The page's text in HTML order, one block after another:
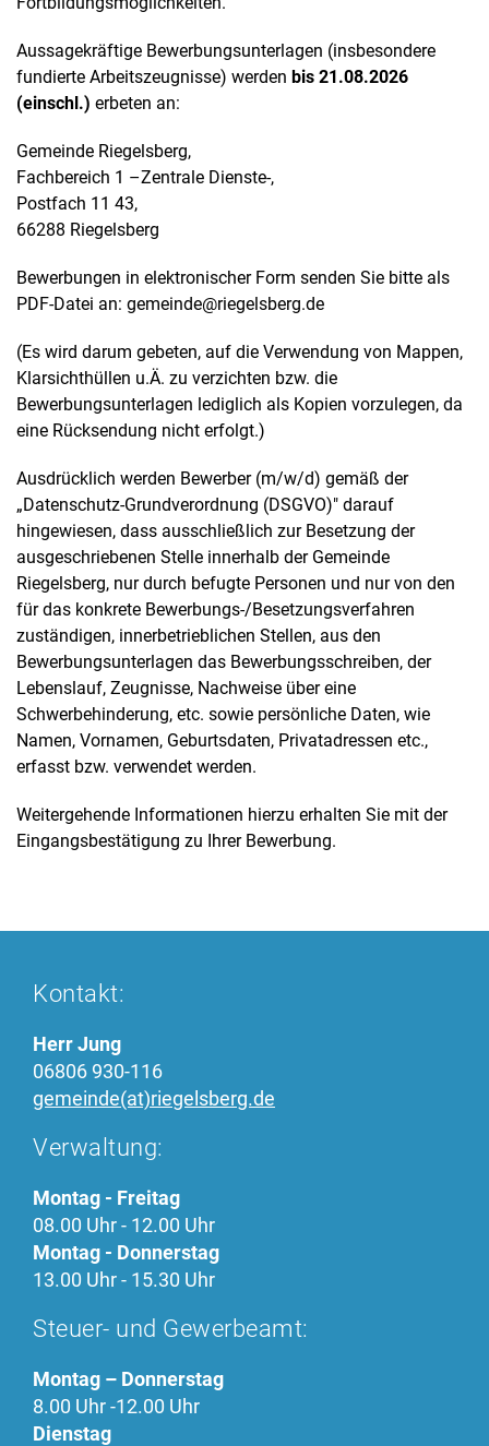
Aussagekräftige Bewerbungsunterlagen (insbesondere
fundierte Arbeitszeugnisse) werden bis 21.08.2026
(einschl.) erbeten an:
Gemeinde Riegelsberg,
Fachbereich 1 –Zentrale Dienste-,
Postfach 11 43,
66288 Riegelsberg
Bewerbungen in elektronischer Form senden Sie bitte als
PDF-Datei an: gemeinde@riegelsberg.de
(Es wird darum gebeten, auf die Verwendung von Mappen,
Klarsichthüllen u.Ä. zu verzichten bzw. die
Bewerbungsunterlagen lediglich als Kopien vorzulegen, da
eine Rücksendung nicht erfolgt.)
Ausdrücklich werden Bewerber (m/w/d) gemäß der
„Datenschutz-Grundverordnung (DSGVO)" darauf
hingewiesen, dass ausschließlich zur Besetzung der
ausgeschriebenen Stelle innerhalb der Gemeinde
Riegelsberg, nur durch befugte Personen und nur von den
für das konkrete Bewerbungs-/Besetzungsverfahren
zuständigen, innerbetrieblichen Stellen, aus den
Bewerbungsunterlagen das Bewerbungsschreiben, der
Lebenslauf, Zeugnisse, Nachweise über eine
Schwerbehinderung, etc. sowie persönliche Daten, wie
Namen, Vornamen, Geburtsdaten, Privatadressen etc.,
erfasst bzw. verwendet werden.
Weitergehende Informationen hierzu erhalten Sie mit der
Eingangsbestätigung zu Ihrer Bewerbung.
Kontakt:
Herr Jung
06806 930-116
gemeinde(at)riegelsberg.de
Verwaltung:
Montag - Freitag
08.00 Uhr - 12.00 Uhr
Montag - Donnerstag
13.00 Uhr - 15.30 Uhr
Steuer- und Gewerbeamt:
Montag – Donnerstag
8.00 Uhr -12.00 Uhr
Dienstag